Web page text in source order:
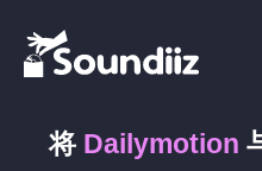
将 Dailymotion